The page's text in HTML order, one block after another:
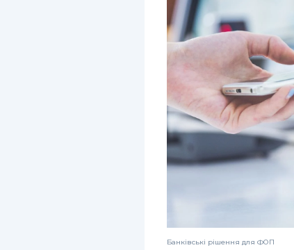
Банківські рішення для ФОП